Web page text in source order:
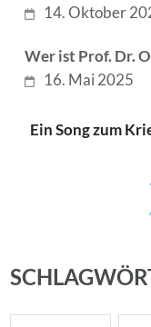
14. Oktober
Wer ist Prof. Dr.
16. Mai 2025
Ein Song zum